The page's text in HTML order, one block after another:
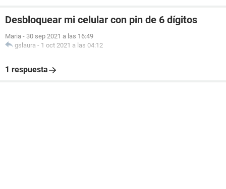
Desbloquear mi celular con pin de 6 dígitos
Maria - 30 sep 2021 a las 16:49
gslaura - 1 oct 2021 a las 04:12
1 respuesta